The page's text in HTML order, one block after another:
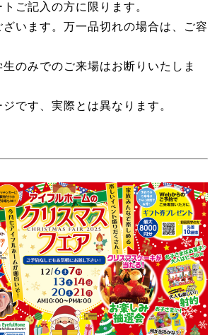
ご記入の方に限ります。
います。万一品切れの場合は、ご容
のみでのご来場はお断りいたしま
です、実際とは異なります。